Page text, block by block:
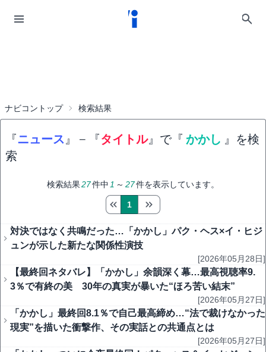
ナビコントップ 検索結果
『ニュース 』 − 『タイトル』で『 かかし 』を検
索
検索結果27件中 1 ～ 27件を表示しています。
1
対決ではなく共鳴だった…「かかし」パク・ヘス×イ・ヒジ
ュンが示した新たな関係性演技
[2026年05月28日]
【最終回ネタバレ】「かかし」余韻深く幕…最高視聴率9.
3％で有終の美 30年の真実が暴いた“ほろ苦い結末”
[2026年05月27日]
「かかし」最終回8.1％で自己最高締め…“法で裁けなかった
現実”を描いた衝撃作、その実話との共通点とは
[2026年05月27日]